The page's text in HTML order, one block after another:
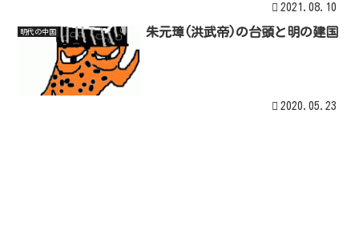
2021.08.10
明代の中国 朱元璋(洪武帝)の台頭と明の建国
2020.05.23